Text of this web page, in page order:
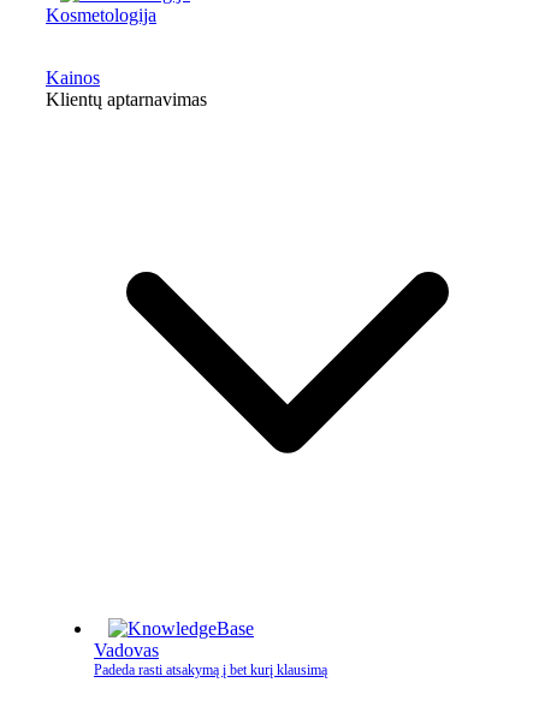
Kosmetologija
Kainos
Klientų aptarnavimas
Vadovas
Padeda rasti atsakymą į bet kurį klausimą